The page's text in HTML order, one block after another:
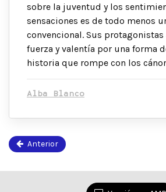
sobre la juventud y los
sensaciones es de todo menos
convencional. Sus protagonistas
fuerza y valentía por una forma
historia que rompe con los
Alba Blanco
Anterior
71
de